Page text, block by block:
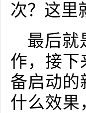
次？这里
最后就
作，接下
备启动的
什么效果